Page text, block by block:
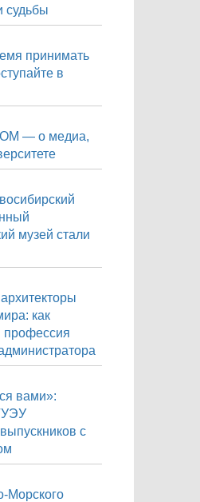
судьбы
принимать
в
— о медиа,
музей стали
как
профессия
вами»:
с
Морского